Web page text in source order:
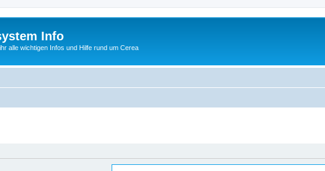
Info
alle wichtigen Infos und Hilfe rund um Cerea